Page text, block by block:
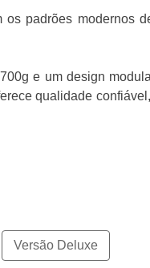
os padrões modernos
e um design
qualidade
Versão Deluxe